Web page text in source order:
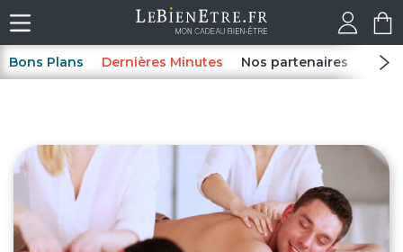
Bons Plans Dernières Minutes Nos partenaires Spas